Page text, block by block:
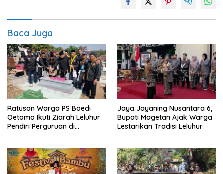
Baca Juga
Ratusan Warga PS Boedi
Oetomo Ikuti Ziarah Leluhur
Pendiri Perguruan di
Jaya Jayaning Nusantara 6,
Bupati Magetan Ajak Warga
Lestarikan Tradisi Leluhur